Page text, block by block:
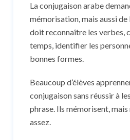
La conjugaison arabe
mémorisation, mais aussi de
doit reconnaître les verbes,
temps, identifier les
bonnes formes.
Beaucoup d’élèves
conjugaison sans réussir à
phrase. Ils mémorisent,
assez.